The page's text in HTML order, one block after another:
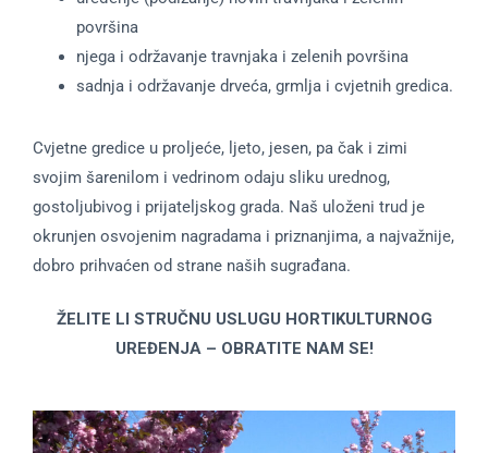
površina
njega i održavanje travnjaka i zelenih površina
sadnja i održavanje drveća, grmlja i cvjetnih gredica.
Cvjetne gredice u proljeće, ljeto, jesen, pa čak i zimi
svojim šarenilom i vedrinom odaju sliku urednog,
gostoljubivog i prijateljskog grada. Naš uloženi trud je
okrunjen osvojenim nagradama i priznanjima, a najvažnije,
dobro prihvaćen od strane naših sugrađana.
ŽELITE LI STRUČNU USLUGU HORTIKULTURNOG
UREĐENJA – OBRATITE NAM SE!